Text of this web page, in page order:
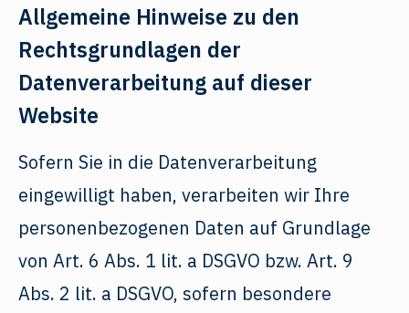
Allgemeine Hinweise zu den
Rechtsgrundlagen der
Datenverarbeitung auf dieser
Website
Sofern Sie in die Datenverarbeitung
eingewilligt haben, verarbeiten wir Ihre
personenbezogenen Daten auf Grundlage
von Art. 6 Abs. 1 lit. a DSGVO bzw. Art. 9
Abs. 2 lit. a DSGVO, sofern besondere